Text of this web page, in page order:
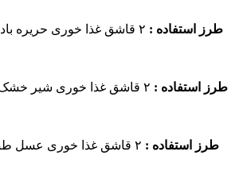
طرز استفاده :
طرز استفاده :
طرز استفاده :